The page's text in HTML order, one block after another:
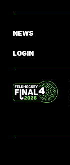
News
Login